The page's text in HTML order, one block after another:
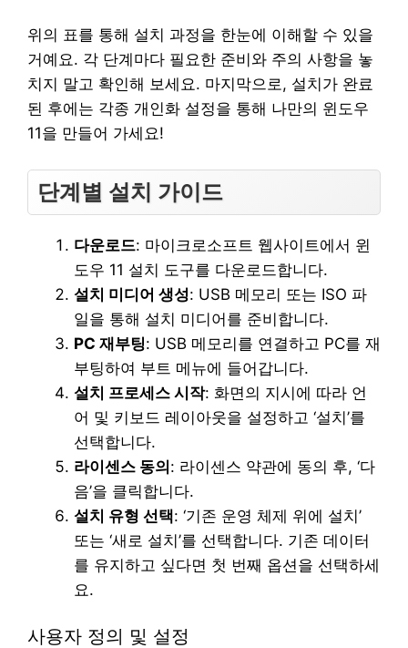
위의 표를 통해 설치 과정을 한눈에 이해할 수 있을
거예요. 각 단계마다 필요한 준비와 주의 사항을 놓
치지 말고 확인해 보세요. 마지막으로, 설치가 완료
된 후에는 각종 개인화 설정을 통해 나만의 윈도우
11을 만들어 가세요!
단계별 설치 가이드
다운로드: 마이크로소프트 웹사이트에서 윈
도우 11 설치 도구를 다운로드합니다.
설치 미디어 생성: USB 메모리 또는 ISO 파
일을 통해 설치 미디어를 준비합니다.
PC 재부팅: USB 메모리를 연결하고 PC를 재
부팅하여 부트 메뉴에 들어갑니다.
설치 프로세스 시작: 화면의 지시에 따라 언
어 및 키보드 레이아웃을 설정하고 ‘설치’를
선택합니다.
라이센스 동의: 라이센스 약관에 동의 후, ‘다
음’을 클릭합니다.
설치 유형 선택: ‘기존 운영 체제 위에 설치’
또는 ‘새로 설치’를 선택합니다. 기존 데이터
를 유지하고 싶다면 첫 번째 옵션을 선택하세
요.
사용자 정의 및 설정